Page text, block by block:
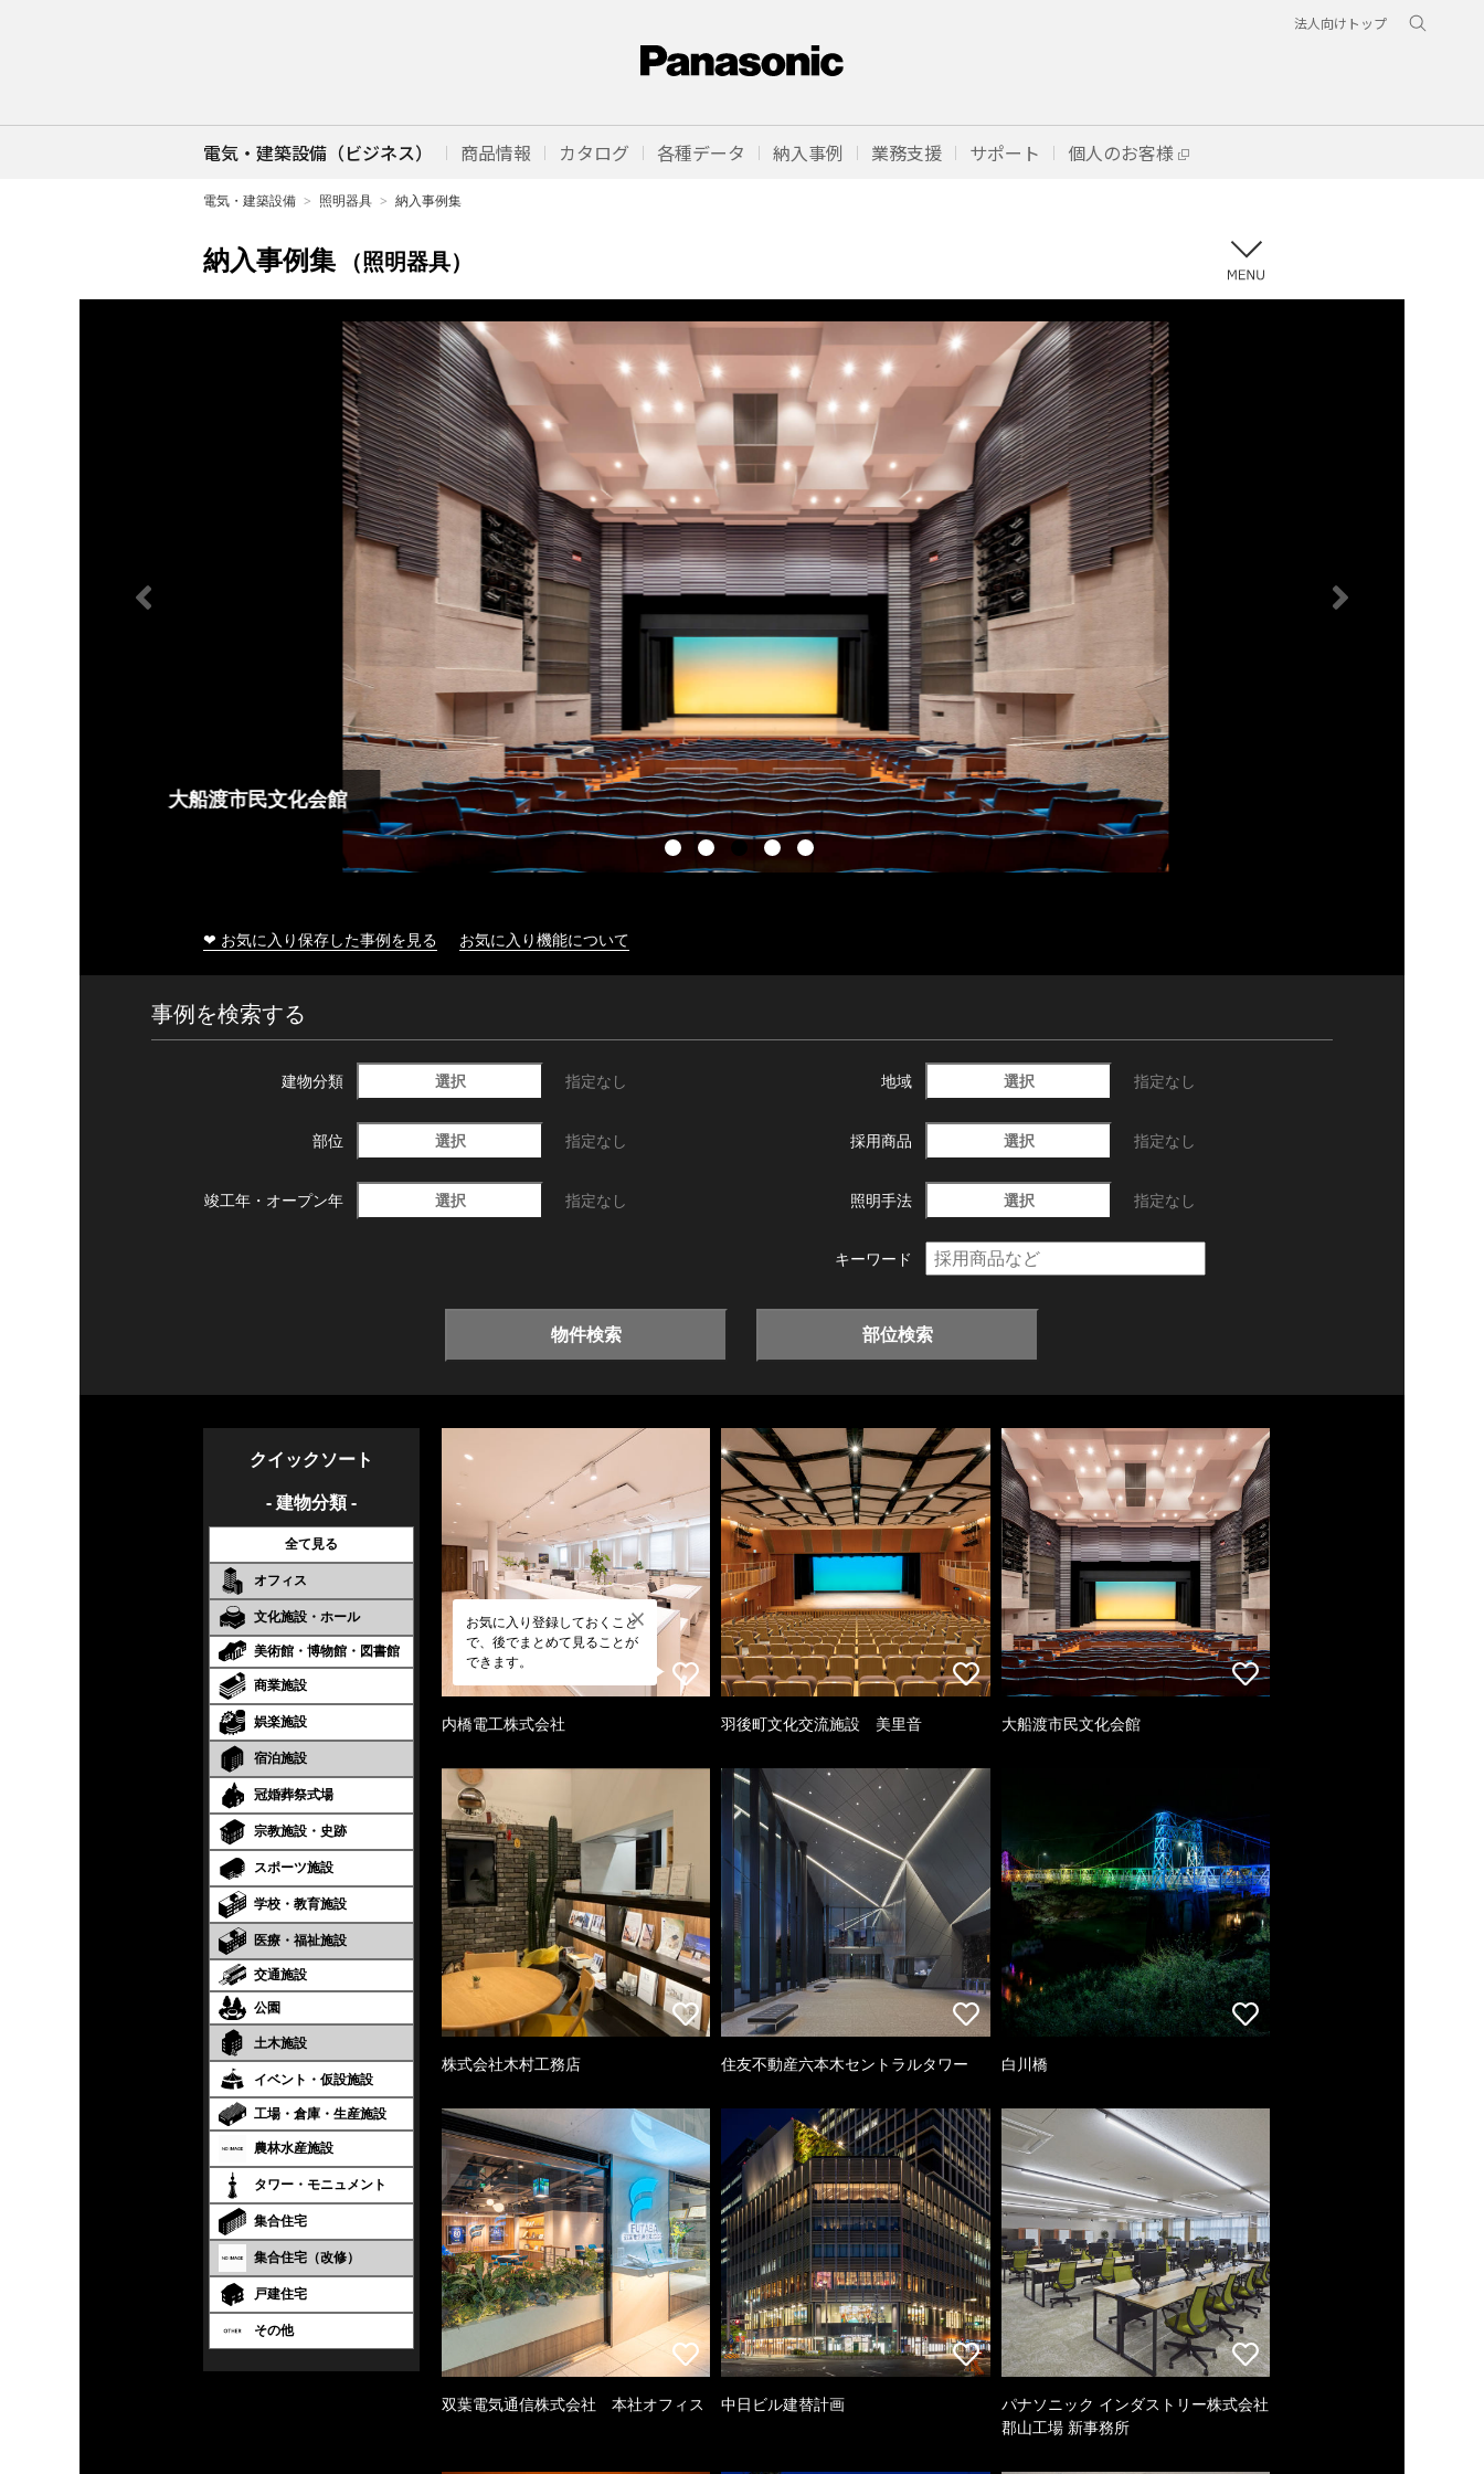
法人向けトップ
電気・建築設備（ビジネス） 商品情報 カタログ 各種データ 納入事例 業務支援 サポート 個人のお客様
電気・建築設備 照明器具 納入事例集
納入事例集 （照明器具）
大船渡市民文化会館
❤ お気に入り保存した事例を見る お気に入り機能について
事例を検索する
建物分類 選択 指定なし 地域 選択 指定なし
部位 選択 指定なし 採用商品 選択 指定なし
竣工年・ オープン年 選択 指定なし 照明手法 選択 指定なし
キーワード
物件検索 部位検索
クイックソート
- 建物分類 -
全て見る
オフィス
文化施設・ホール
美術館・博物館・図書館
商業施設
娯楽施設
宿泊施設
冠婚葬祭式場
宗教施設・史跡
スポーツ施設
学校・教育施設
医療・福祉施設
交通施設
公園
土木施設
イベント・仮設施設
工場・倉庫・生産施設
農林水産施設
タワー・モニュメント
集合住宅
集合住宅（改修）
戸建住宅
その他
お気に入り登録しておくこと
で、後でまとめて見ることが
できます。
内橋電工株式会社 羽後町文化交流施設 美里音 大船渡市民文化会館
株式会社木村工務店 住友不動産六本木セントラルタワー 白川橋
双葉電気通信株式会社 本社オフィス 中日ビル建替計画
パナソニック インダストリー株式会社
郡山工場 新事務所